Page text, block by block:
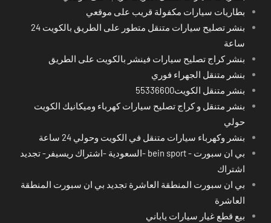
بطاريات سيارات مكفولة قريب على موقعي
بنشر تصليح سيارات متنقل متطور على الطريق بالكويت 24
ساعة
بنشر كراج تصليح سيارات فينشر بالكويت على الطريق
بنشر متنقل الجهراء فوري
بنشر متنقل الكويت55336600
بنشر متنقل و كراج تصليح سيارات كهرباء وميكانيك الكويت
حولي
بنشر وكهرباء سيارات متنقل في الكويت وحولي 24 ساعة
بي ان سبورت - bein sport -السعودية -اشتراك ريسيفر- تجديد
اشتراك
بي ان سبورت المنطقة العاشرة تجديد بي ان سبورت المنطقة
العاشرة
بيع قطع غيار سيارات ياباني